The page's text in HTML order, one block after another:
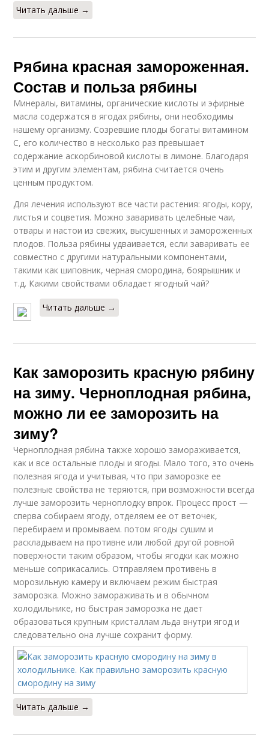
Читать дальше →
Рябина красная замороженная.
Состав и польза рябины
Минералы, витамины, органические кислоты и эфирные
масла содержатся в ягодах рябины, они необходимы
нашему организму. Созревшие плоды богаты витамином
С, его количество в несколько раз превышает
содержание аскорбиновой кислоты в лимоне. Благодаря
этим и другим элементам, рябина считается очень
ценным продуктом.
Для лечения используют все части растения: ягоды, кору,
листья и соцветия. Можно заваривать целебные чаи,
отвары и настои из свежих, высушенных и замороженных
плодов. Польза рябины удваивается, если заваривать ее
совместно с другими натуральными компонентами,
такими как шиповник, черная смородина, боярышник и
т.д. Какими свойствами обладает ягодный чай?
Читать дальше →
Как заморозить красную рябину
на зиму. Черноплодная рябина,
можно ли ее заморозить на
зиму?
Черноплодная рябина также хорошо замораживается,
как и все остальные плоды и ягоды. Мало того, это очень
полезная ягода и учитывая, что при заморозке ее
полезные свойства не теряются, при возможности всегда
лучше заморозить черноплодку впрок. Процесс прост —
сперва собираем ягоду, отделяем ее от веточек,
перебираем и промываем. потом ягоды сушим и
раскладываем на противне или любой другой ровной
поверхности таким образом, чтобы ягодки как можно
меньше соприкасались. Отправляем противень в
морозильную камеру и включаем режим быстрая
заморозка. Можно замораживать и в обычном
холодильнике, но быстрая заморозка не дает
образоваться крупным кристаллам льда внутри ягод и
следовательно она лучше сохранит форму.
Читать дальше →